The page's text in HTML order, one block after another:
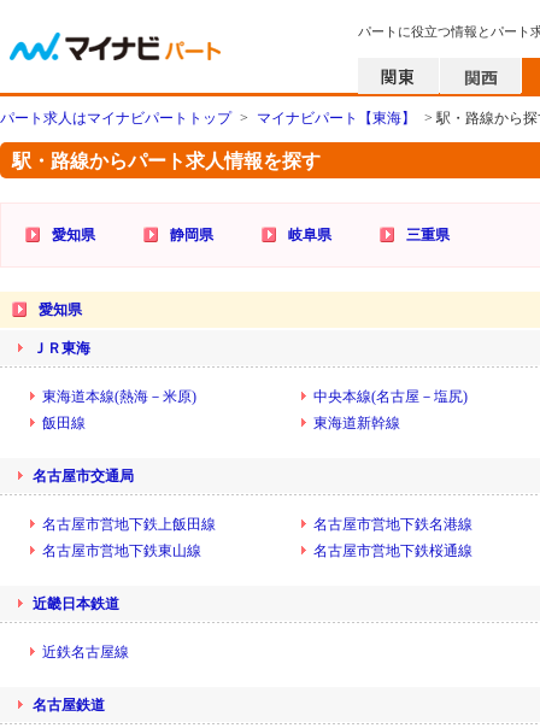
パートに役立つ情報とパート
パート求人はマイナビパートトップ > マイナビパート【東海】 > 駅・路線から
駅・路線からパート求人情報を探す
愛知県 静岡県 岐阜県 三重県
愛知県
ＪＲ東海
東海道本線(熱海－米原)
中央本線(名古屋－塩尻)
飯田線
東海道新幹線
名古屋市交通局
名古屋市営地下鉄上飯田線
名古屋市営地下鉄名港線
名古屋市営地下鉄東山線
名古屋市営地下鉄桜通線
近畿日本鉄道
近鉄名古屋線
名古屋鉄道